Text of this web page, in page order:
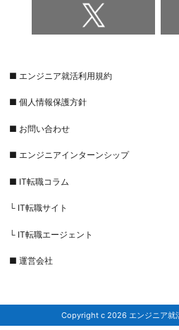
■ エンジニア就活利用規約
■ 個人情報保護方針
■ お問い合わせ
■ エンジニアインターンシップ
■ IT転職コラム
└ IT転職サイト
└ IT転職エージェント
■ 運営会社
Copyright c 2026 エンジニア就